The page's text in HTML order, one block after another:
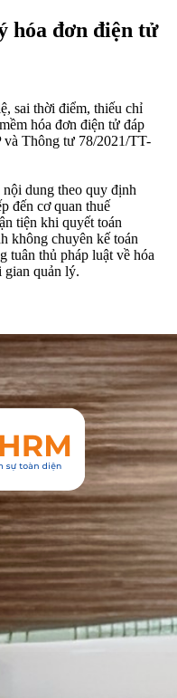
hóa đơn điện tử
sai thời điểm, thiếu chỉ
hóa đơn điện tử đáp
Thông tư 78/2021/TT-
dung theo quy định
đến cơ quan thuế
tiện khi quyết toán
không chuyên kế toán
tuân thủ pháp luật về hóa
gian quản lý.